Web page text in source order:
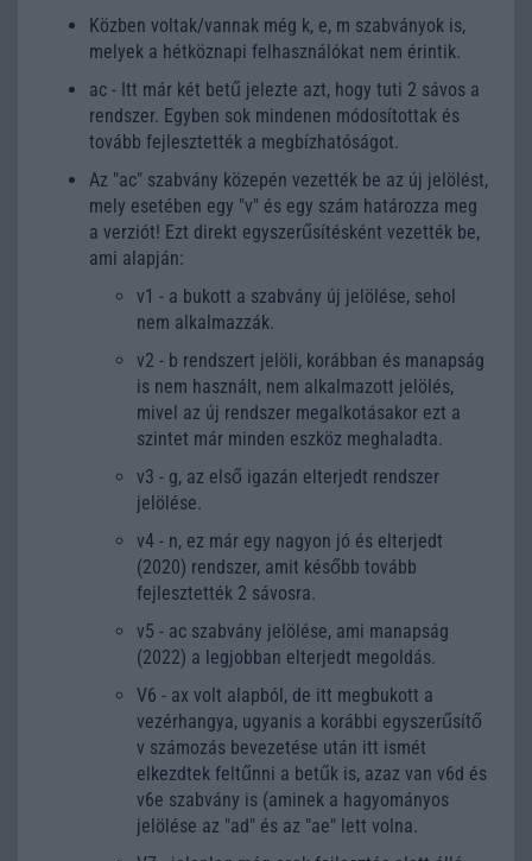
Közben voltak/vannak még k, e, m szabványok is,
melyek a hétköznapi felhasználókat nem érintik.
ac - Itt már két betű jelezte azt, hogy tuti 2 sávos a
rendszer. Egyben sok mindenen módosítottak és
tovább fejlesztették a megbízhatóságot.
Az "ac" szabvány közepén vezették be az új jelölést,
mely esetében egy "v" és egy szám határozza meg
a verziót! Ezt direkt egyszerűsítésként vezették be,
ami alapján:
v1 - a bukott a szabvány új jelölése, sehol
nem alkalmazzák.
v2 - b rendszert jelöli, korábban és manapság
is nem használt, nem alkalmazott jelölés,
mivel az új rendszer megalkotásakor ezt a
szintet már minden eszköz meghaladta.
v3 - g, az első igazán elterjedt rendszer
jelölése.
v4 - n, ez már egy nagyon jó és elterjedt
(2020) rendszer, amit később tovább
fejlesztették 2 sávosra.
v5 - ac szabvány jelölése, ami manapság
(2022) a legjobban elterjedt megoldás.
V6 - ax volt alapból, de itt megbukott a
vezérhangya, ugyanis a korábbi egyszerűsítő
v számozás bevezetése után itt ismét
elkezdtek feltűnni a betűk is, azaz van v6d és
v6e szabvány is (aminek a hagyományos
jelölése az "ad" és az "ae" lett volna.